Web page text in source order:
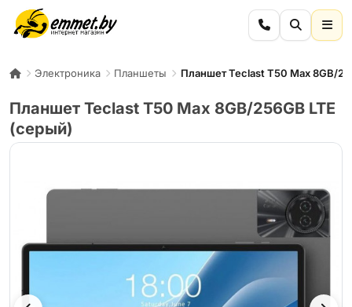
Электроника Планшеты Планшет Teclast T50 Max 8GB/
Планшет Teclast T50 Max 8GB/256GB LTE
(серый)